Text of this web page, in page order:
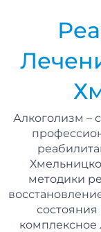
Алкоголизм –
методики
состояния
комплексное